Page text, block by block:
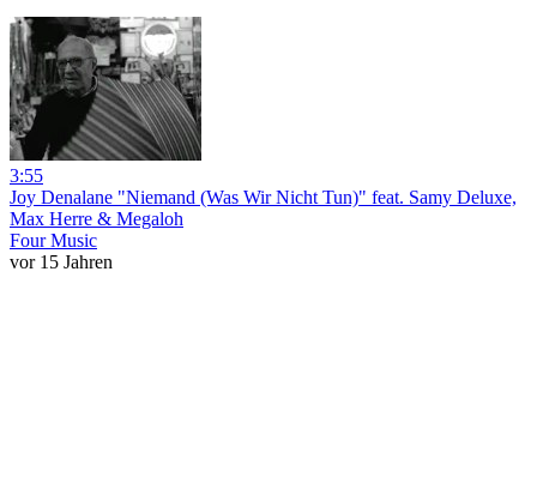
3:55
Joy Denalane "Niemand (Was Wir Nicht Tun)" feat. Samy Deluxe,
Max Herre & Megaloh
Four Music
vor 15 Jahren